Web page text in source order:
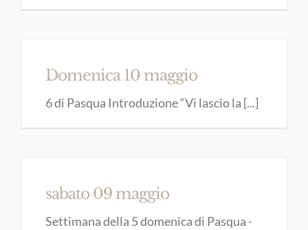
Domenica 10 maggio
6 di Pasqua Introduzione “Vi lascio la [...]
sabato 09 maggio
Settimana della 5 domenica di Pasqua -